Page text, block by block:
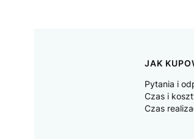
JAK
Pytania i
Czas i
Czas